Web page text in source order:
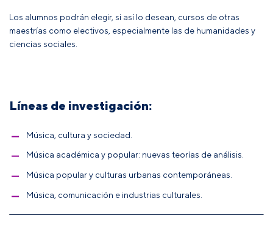
Los alumnos podrán elegir, si así lo desean, cursos de otras
maestrías como electivos, especialmente las de humanidades y
ciencias sociales.
Líneas de investigación:
Música, cultura y sociedad.
Música académica y popular: nuevas teorías de análisis.
Música popular y culturas urbanas contemporáneas.
Música, comunicación e industrias culturales.